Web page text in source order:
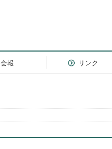
会報 リンク